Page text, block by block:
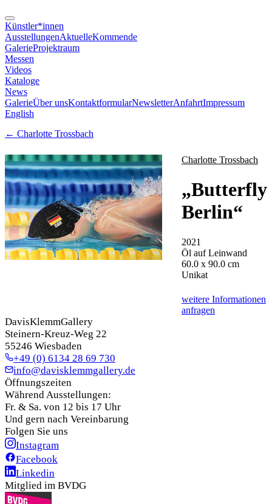
Künstler*innen
AusstellungenAktuelleKommende
GalerieProjektraum
Messen
Videos
Kataloge
News
GalerieÜber unsKontaktformularNewsletterAnfahrtImpressum
English
← Charlotte Trossbach
Charlotte Trossbach
„Butterfly
Berlin“
2021
Öl auf Leinwand
60.0 x 90.0 cm
Unikat
weitere Informationen
anfragen
DavisKlemmGallery
Steinern-Kreuz-Weg 22
55246 Wiesbaden
+49 (0) 6134 28 69 730
info@davisklemmgallery.de
Öffnungszeiten
Während Ausstellungen:
Fr. & Sa. von 12 bis 17 Uhr
Und gern nach Vereinbarung
Folgen Sie uns
Instagram
Facebook
Linkedin
Mitglied im BVDG